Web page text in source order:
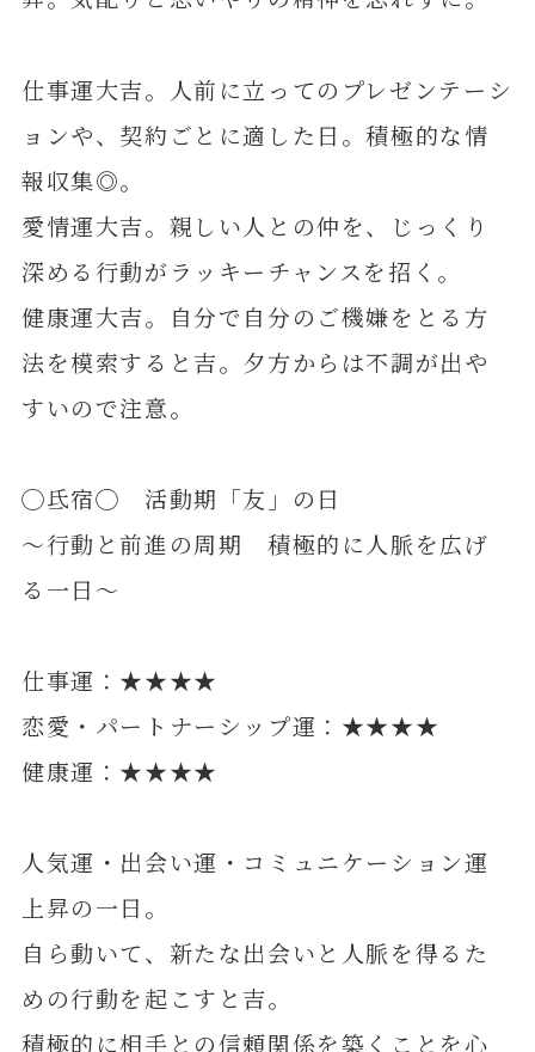
仕事運大吉。人前に立ってのプレゼンテーシ
ョンや、契約ごとに適した日。積極的な情
報収集◎。
愛情運大吉。親しい人との仲を、じっくり
深める行動がラッキーチャンスを招く。
健康運大吉。自分で自分のご機嫌をとる方
法を模索すると吉。夕方からは不調が出や
すいので注意。
◯氐宿◯ 活動期「友」の日
～行動と前進の周期 積極的に人脈を広げ
る一日～
仕事運：★★★★
恋愛・パートナーシップ運：★★★★
健康運：★★★★
人気運・出会い運・コミュニケーション運
上昇の一日。
自ら動いて、新たな出会いと人脈を得るた
めの行動を起こすと吉。
積極的に相手との信頼関係を築くことを心